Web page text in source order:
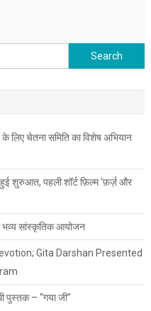
Search for:
लिए चेतना समिति का विशेष अभियान
शुरुआत, पहली शॉर्ट फ़िल्म ‘फ़र्ज़ और
भव्य सांस्कृतिक आयोजन
Gita Darshan Presented
पुस्तक – “गया जी”